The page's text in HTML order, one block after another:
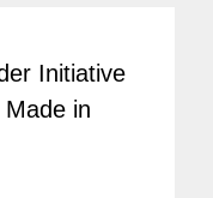
Initiative
in